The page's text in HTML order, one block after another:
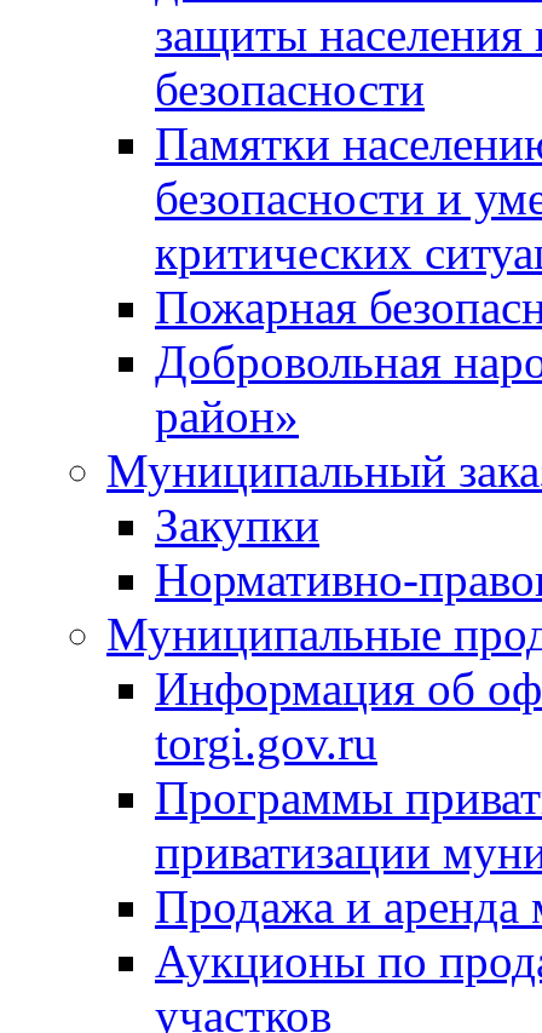
защиты
безопасности
Памятки
безопасности и
критических
Пожарная
Добровольная
район»
Муниципальный
Закупки
Нормативно-
Муниципальные
Информация об
torgi.gov.ru
Программы
приватизации
Продажа и аренда
Аукционы по
участков